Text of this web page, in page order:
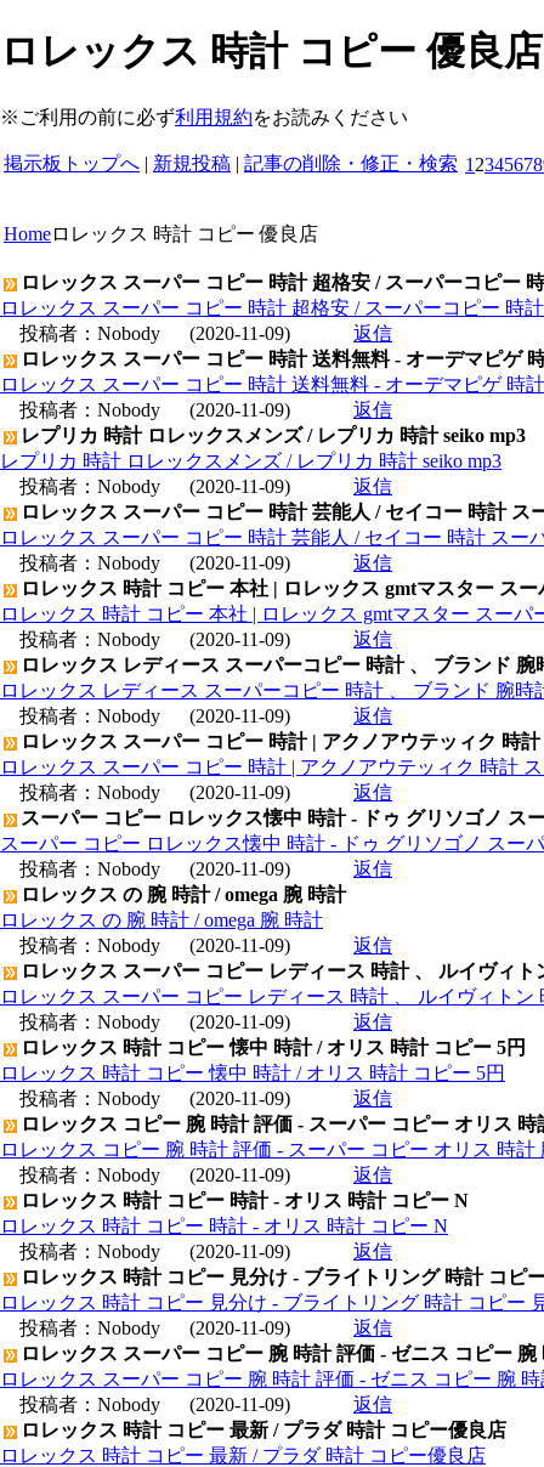
ロレックス 時計 コピー 優良
※ご利用の前に必ず利用規約をお読みください
掲示板トップへ | 新規投稿 | 記事の削除・修正・検索 1 2345678
Homeロレックス 時計 コピー 優良店
ロレックス スーパー コピー 時計 超格安 / スーパーコピー
ロレックス スーパー コピー 時計 超格安 / スーパーコピー 時
投稿者： Nobody (2020-11-09)
返信
ロレックス スーパー コピー 時計 送料無料 - オーデマピゲ
ロレックス スーパー コピー 時計 送料無料 - オーデマピゲ 時
投稿者： Nobody (2020-11-09)
返信
レプリカ 時計 ロレックスメンズ / レプリカ 時計 seiko mp3
レプリカ 時計 ロレックスメンズ / レプリカ 時計 seiko mp3
投稿者： Nobody (2020-11-09)
返信
ロレックス スーパー コピー 時計 芸能人 / セイコー 時計 ス
ロレックス スーパー コピー 時計 芸能人 / セイコー 時計 スー
投稿者： Nobody (2020-11-09)
返信
ロレックス 時計 コピー 本社 | ロレックス gmtマスター ス
ロレックス 時計 コピー 本社 | ロレックス gmtマスター スーパ
投稿者： Nobody (2020-11-09)
返信
ロレックス レディース スーパーコピー 時計 、 ブランド
ロレックス レディース スーパーコピー 時計 、 ブランド 腕時
投稿者： Nobody (2020-11-09)
返信
ロレックス スーパー コピー 時計 | アクノアウテッィク 時
ロレックス スーパー コピー 時計 | アクノアウテッィク 時計
投稿者： Nobody (2020-11-09)
返信
スーパー コピー ロレックス懐中 時計 - ドゥ グリソゴノ ス
スーパー コピー ロレックス懐中 時計 - ドゥ グリソゴノ スー
投稿者： Nobody (2020-11-09)
返信
ロレックス の 腕 時計 / omega 腕 時計
ロレックス の 腕 時計 / omega 腕 時計
投稿者： Nobody (2020-11-09)
返信
ロレックス スーパー コピー レディース 時計 、 ルイヴィ
ロレックス スーパー コピー レディース 時計 、 ルイヴィト
投稿者： Nobody (2020-11-09)
返信
ロレックス 時計 コピー 懐中 時計 / オリス 時計 コピー 5円
ロレックス 時計 コピー 懐中 時計 / オリス 時計 コピー 5円
投稿者： Nobody (2020-11-09)
返信
ロレックス コピー 腕 時計 評価 - スーパー コピー オリス 時
ロレックス コピー 腕 時計 評価 - スーパー コピー オリス 時計
投稿者： Nobody (2020-11-09)
返信
ロレックス 時計 コピー 時計 - オリス 時計 コピー N
ロレックス 時計 コピー 時計 - オリス 時計 コピー N
投稿者： Nobody (2020-11-09)
返信
ロレックス 時計 コピー 見分け - ブライトリング 時計 コピ
ロレックス 時計 コピー 見分け - ブライトリング 時計 コピー
投稿者： Nobody (2020-11-09)
返信
ロレックス スーパー コピー 腕 時計 評価 - ゼニス コピー 腕
ロレックス スーパー コピー 腕 時計 評価 - ゼニス コピー 腕
投稿者： Nobody (2020-11-09)
返信
ロレックス 時計 コピー 最新 / プラダ 時計 コピー優良店
ロレックス 時計 コピー 最新 / プラダ 時計 コピー優良店